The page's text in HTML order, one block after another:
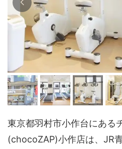
東京都羽村市小作台にある
(chocoZAP)小作店は、JR